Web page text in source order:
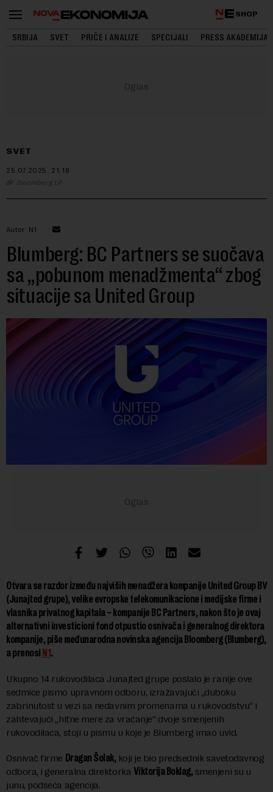
SHOP
SRBIJA SVET PRIČE I ANALIZE SPECIJALI PRESS AKADEMIJA
SVET
25.07.2025. 21:18
Bloomberg LP
Autor: N1
Blumberg: BC Partners se suočava
sa „pobunom menadžmenta“ zbog
situacije sa United Group
Otvara se razdor između najviših menadžera kompanije United Group BV
(Junajted grupe), velike evropske telekomunikacione i medijske firme i
vlasnika privatnog kapitala – kompanije BC Partners, nakon što je ovaj
alternativni investicioni fond otpustio osnivača i generalnog direktora
kompanije, piše međunarodna novinska agencija Bloomberg (Blumberg),
a prenosi N1.
Ukupno 14 rukovodilaca Junajted grupe poslalo je ranije ove
sedmice pismo upravnom odboru, izražavajući „duboku
zabrinutost u vezi sa nedavnim promenama u rukovodstvu“ i
zahtevajući „hitne mere za vraćanje“ dvoje smenjenih
rukovodilaca, stoji u pismu u koje je Blumberg imao uvid.
Osnivač firme Dragan Šolak, koji je bio predsednik savetodavnog
odbora, i generalna direktorka Viktorija Boklag, smenjeni su u
junu, podseća agencija.